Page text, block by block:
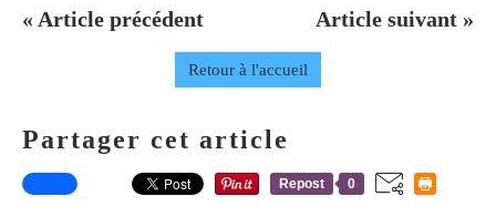
« Article précédent Article suivant »
Retour à l'accueil
Partager cet article
Repost 0